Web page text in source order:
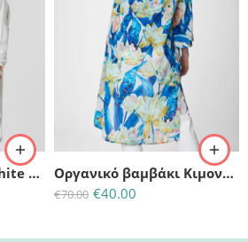
Μπλούζα “Isobel”- white stone Oργανικό βαμβάκι Kιμονό-Φλοράλ Μπλε
€70.00 €40.00
(M)-UK:10-EU:38
(S) -UK:8-EU:36